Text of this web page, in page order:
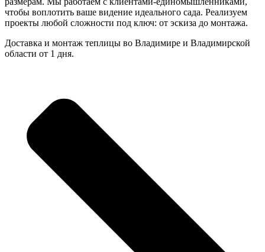
чтобы воплотить ваше видение идеального сада. Реализуем
проекты любой сложности под ключ: от эскиза до монтажа.
Доставка и монтаж теплицы во Владимире и Владимирской
области от 1 дня.